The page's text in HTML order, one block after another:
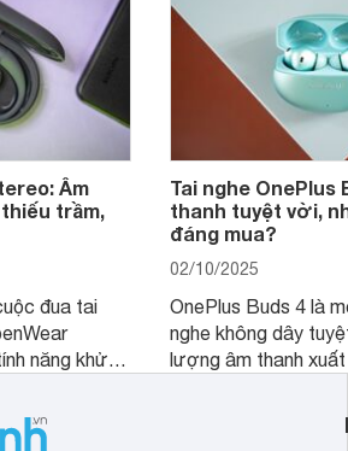
Âm
trầm,
đua tai
năng khử
hiệu quả khử
này có
Tai nghe OnePlus
thanh tuyệt vời,
đáng mua?
02/10/2025
OnePlus Buds 4 là
nghe không dây
lượng âm thanh
khử tiếng ồn ấn
tiến. Tuy nhiên,